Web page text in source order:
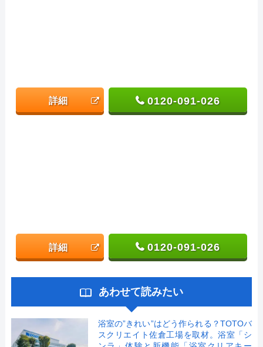
詳細 0120-091-026
詳細 0120-091-026
あわせて読みたい
浴室の”きれい”はどう作られる？TOTOバ
スクリエイト佐倉工場を取材。浴室「シ